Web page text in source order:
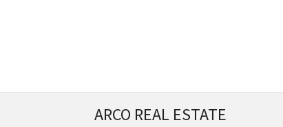
ARCO REAL ESTATE